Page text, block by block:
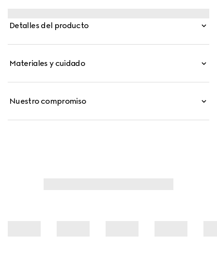
monograma GG en beige y marrón oscuro. Cuenta con
Detalles del producto
Materiales y cuidado
Nuestro compromiso